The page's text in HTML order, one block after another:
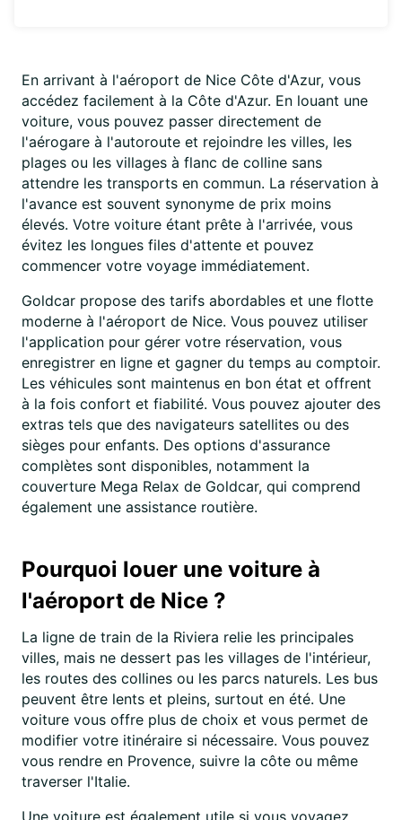
En arrivant à l'aéroport de Nice Côte d'Azur, vous
accédez facilement à la Côte d'Azur. En louant une
voiture, vous pouvez passer directement de
l'aérogare à l'autoroute et rejoindre les villes, les
plages ou les villages à flanc de colline sans
attendre les transports en commun. La réservation à
l'avance est souvent synonyme de prix moins
élevés. Votre voiture étant prête à l'arrivée, vous
évitez les longues files d'attente et pouvez
commencer votre voyage immédiatement.
Goldcar propose des tarifs abordables et une flotte
moderne à l'aéroport de Nice. Vous pouvez utiliser
l'application pour gérer votre réservation, vous
enregistrer en ligne et gagner du temps au comptoir.
Les véhicules sont maintenus en bon état et offrent
à la fois confort et fiabilité. Vous pouvez ajouter des
extras tels que des navigateurs satellites ou des
sièges pour enfants. Des options d'assurance
complètes sont disponibles, notamment la
couverture Mega Relax de Goldcar, qui comprend
également une assistance routière.
Pourquoi louer une voiture à
l'aéroport de Nice ?
La ligne de train de la Riviera relie les principales
villes, mais ne dessert pas les villages de l'intérieur,
les routes des collines ou les parcs naturels. Les bus
peuvent être lents et pleins, surtout en été. Une
voiture vous offre plus de choix et vous permet de
modifier votre itinéraire si nécessaire. Vous pouvez
vous rendre en Provence, suivre la côte ou même
traverser l'Italie.
Une voiture est également utile si vous voyagez